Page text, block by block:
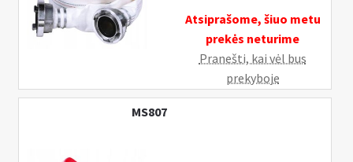
Atsiprašome, šiuo metu
prekės neturime
Pranešti, kai vėl bus
prekyboje
MS807